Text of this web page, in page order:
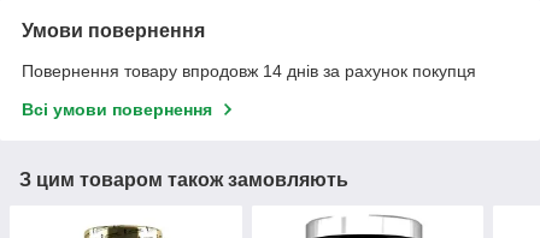
Умови повернення
Повернення товару впродовж 14 днів за рахунок покупця
Всі умови повернення
З цим товаром також замовляють